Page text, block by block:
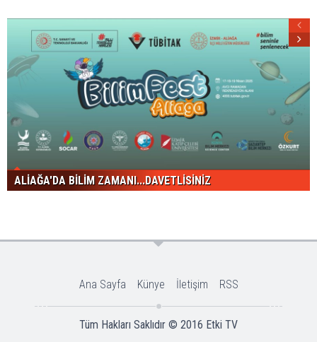
ALİAĞA'DA BİLİM ZAMANI...DAVETLİSİNİZ
Ana Sayfa Künye İletişim RSS
Tüm Hakları Saklıdır © 2016 Etki TV